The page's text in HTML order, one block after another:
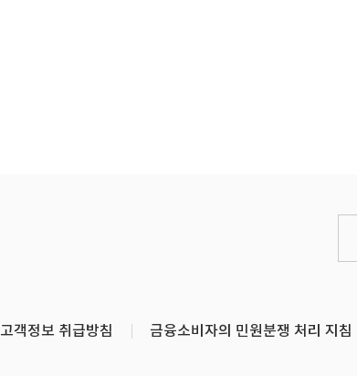
고객정보 취급방침 금융소비자의 민원분쟁 처리 지침